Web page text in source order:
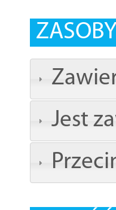
Jest